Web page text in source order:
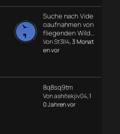
Suche nach Vide
oaufnahmen von
fliegenden Wild…
Von St3ll4, 3 Monat
en vor
8q8sq9tm
Von ashitekjiv04, 1
0 Jahren vor